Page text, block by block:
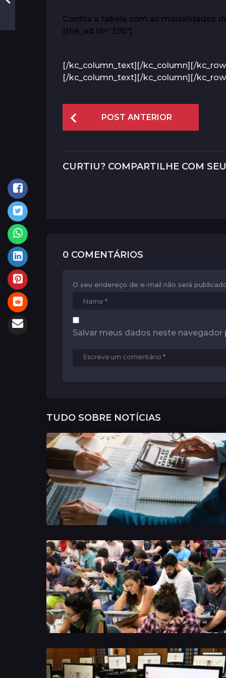
Confira a tabela com as modalidades
[the_ad id=”395″]
[/kc_column_text][/kc_column][/
[/kc_column_text][/kc_column][/
P
o
t
a
POST ANTERIOR
CURTIU? COMPARTILHE COM
0 COMENTÁRIOS
O seu endereço de e-mail não será
Salvar meus dados neste
TUDO SOBRE NOTÍCIAS